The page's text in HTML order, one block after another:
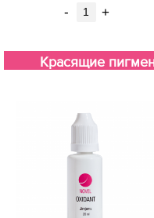
- +
Красящие